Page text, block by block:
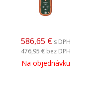
586,65 € s DPH
476,95 € bez DPH
Na objednávku